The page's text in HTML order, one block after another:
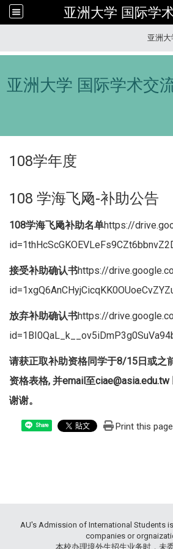
亚洲大学 国际学
亚洲大
亚洲大学 国际学术交
108学年度
108 学海飞飏-补助公告
108学海飞飏补助名单https://
接受补助确认书https://
放弃补助确认书https://
请获正取补助资格同学于8/15日或之
资格表格, 并email至ciae@asia.edu.tw
谢谢。
Share Print this page
AU's Admission of International Students
companies or
本校办理境外生招生业务时，未